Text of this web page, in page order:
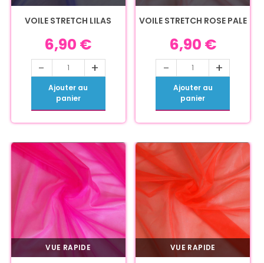
VOILE STRETCH LILAS
6,90 €
- +
Ajouter au
panier
VOILE STRETCH ROSE PALE
6,90 €
- +
Ajouter au
panier
VUE RAPIDE VUE RAPIDE